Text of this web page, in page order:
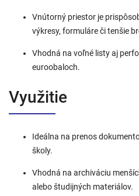
Vnútorný priestor je
výkresy, formuláre či tenšie
Vhodná na voľné listy aj
euroobaloch.
Využitie
Ideálna na prenos
školy.
Vhodná na archiváciu
alebo študijných materiálov.